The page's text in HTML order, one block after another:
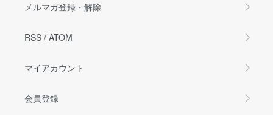
メルマガ登録・解除
RSS / ATOM
マイアカウント
会員登録